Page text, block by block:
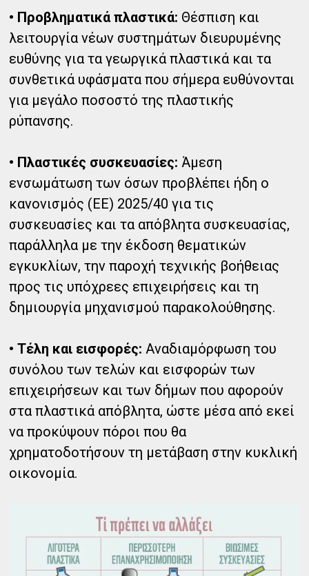
• Προβληματικά πλαστικά: Θέσπιση και
λειτουργία νέων συστημάτων διευρυμένης
ευθύνης για τα γεωργικά πλαστικά και τα
συνθετικά υφάσματα που σήμερα ευθύνονται
για μεγάλο ποσοστό της πλαστικής
ρύπανσης.
• Πλαστικές συσκευασίες: Άμεση
ενσωμάτωση των όσων προβλέπει ήδη ο
κανονισμός (ΕΕ) 2025/40 για τις
συσκευασίες και τα απόβλητα συσκευασίας,
παράλληλα με την έκδοση θεματικών
εγκυκλίων, την παροχή τεχνικής βοήθειας
προς τις υπόχρεες επιχειρήσεις και τη
δημιουργία μηχανισμού παρακολούθησης.
• Τέλη και εισφορές: Αναδιαμόρφωση του
συνόλου των τελών και εισφορών των
επιχειρήσεων και των δήμων που αφορούν
στα πλαστικά απόβλητα, ώστε μέσα από εκεί
να προκύψουν πόροι που θα
χρηματοδοτήσουν τη μετάβαση στην κυκλική
οικονομία.